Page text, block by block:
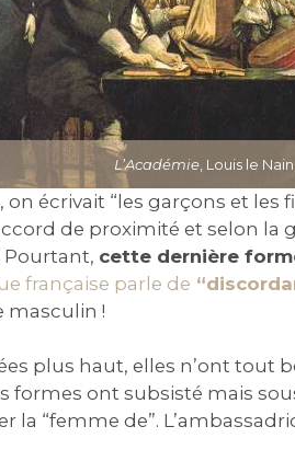
L’Académie , Louis le Nain
on écrivait “les garçons et
de proximité et selon
Pourtant, cette dernière
française parle de
masculin !
plus haut, elles n’ont tout
formes ont subsisté mais
la “femme de”.